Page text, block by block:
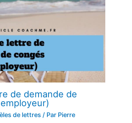
de demande de
de lettres/ Par Pierre